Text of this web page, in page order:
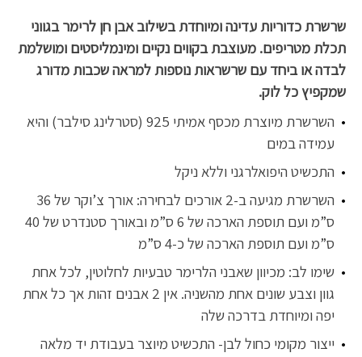
שרשרת כדוריות עדינה ומיוחדת בשילוב אבן חן לרימר בגווני
תכלת מטריפים. מעוצבת בקווים נקיים ומינמליסטים ומושלמת
לבדה או ביחד עם שרשראות נוספות למראה שכבות מדורג
שמקפיץ כל לוק.
השרשרת מיוצרת מכסף אמיתי 925 (סטרלינג סילבר) והיא
עמידה במים
התכשיט היפואלרגני וללא ניקל
השרשרת מגיעה ב-2 אורכים לבחירה: אורך צ’וקר של 36
ס”מ ועם תוספת הארכה של 6 ס”מ ובאורך סטנדרט של 40
ס”מ ועם תוספת הארכה של כ-4 ס”מ
שימו לב: מכיוון שאבני הלרימר טבעיות לחלוטין, לכל אחת
גוון וצבע שונים אחת מהשניה. אין 2 אבנים זהות אך כל אחת
יפה ומיוחדת בדרכה שלה
ייצור מקומי כחול לבן- התכשיט מיוצר בעבודת יד מלאה